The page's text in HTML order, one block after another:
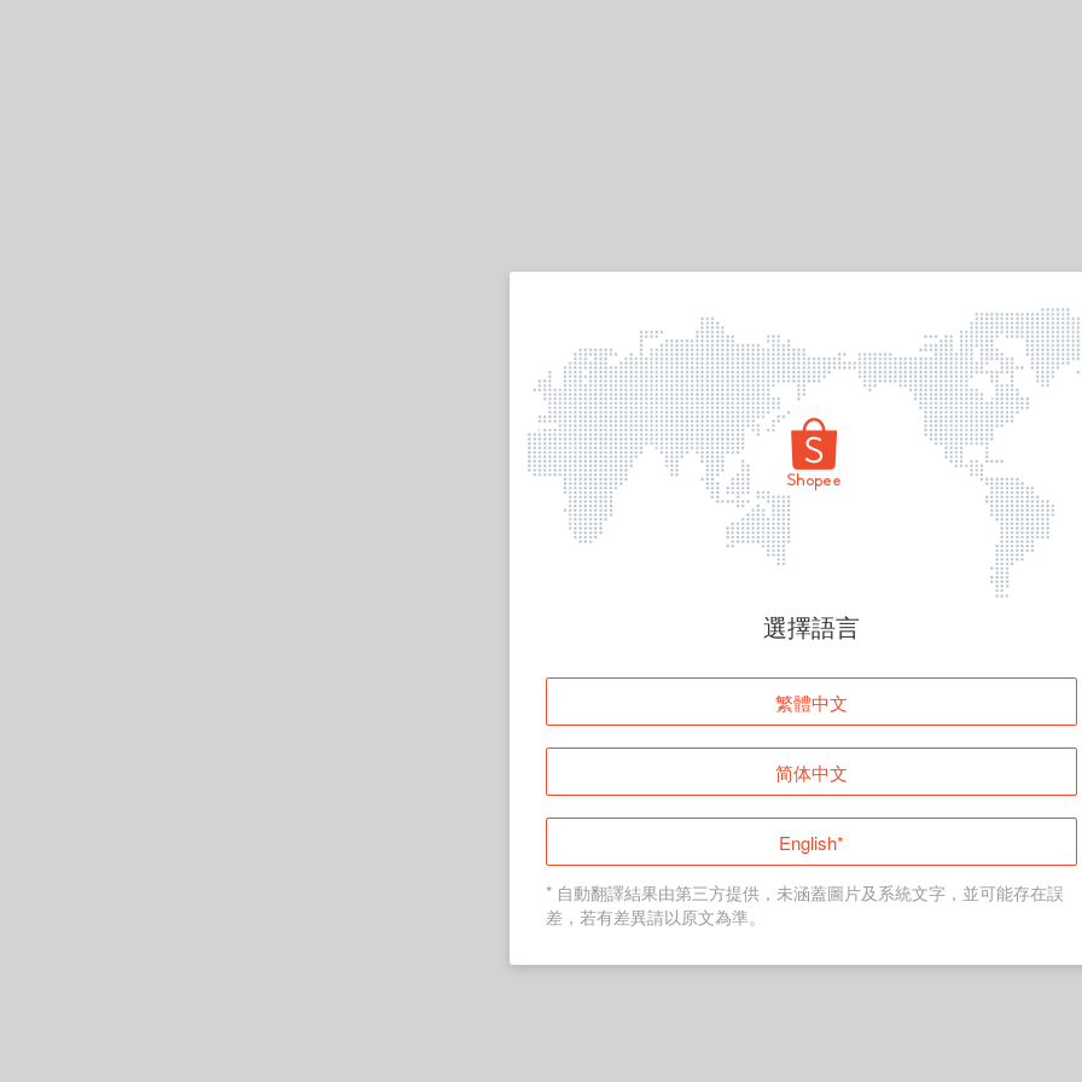
頁面無法顯示
登入
返回首頁
選擇語言
繁體中文
简体中文
English*
* 自動翻譯結果由第三方提供，未涵蓋圖片及系統文字，並可能存在誤
差，若有差異請以原文為準。